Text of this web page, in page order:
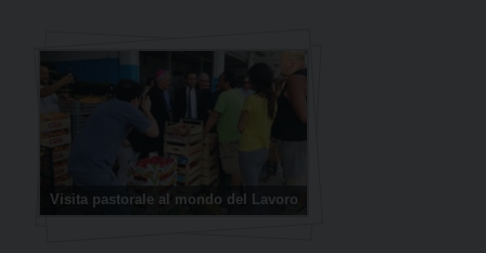
Visita pastorale al mondo del Lavoro